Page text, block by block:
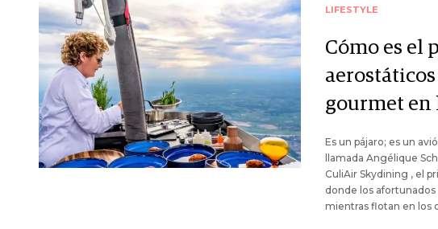
LIFESTYLE
Cómo es el
gourmet en
Es un pájaro; es un
llamada Angélique
CuliAir Skydining , el
donde los
mientras flotan en los